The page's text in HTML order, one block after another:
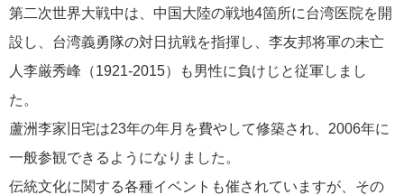
第二次世界大戦中は、中国大陸の戦地4箇所に台湾医院を開
設し、台湾義勇隊の対日抗戦を指揮し、李友邦将軍の未亡
人李厳秀峰（1921-2015）も男性に負けじと従軍しまし
た。
蘆洲李家旧宅は23年の年月を費やして修築され、2006年に
一般参観できるようになりました。
伝統文化に関する各種イベントも催されていますが、その